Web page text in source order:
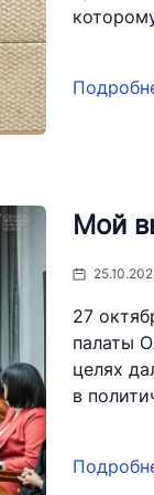
Мой
27
палаты
целях
в